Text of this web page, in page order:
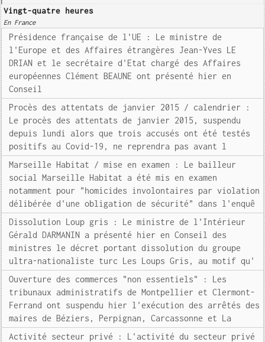
Vingt-quatre heures
En France
Présidence française de l'UE : Le ministre de
l'Europe et des Affaires étrangères Jean-Yves LE
DRIAN et le secrétaire d'Etat chargé des Affaires
européennes Clément BEAUNE ont présenté hier en
Conseil
Procès des attentats de janvier 2015 / calendrier :
Le procès des attentats de janvier 2015, suspendu
depuis lundi alors que trois accusés ont été testés
positifs au Covid-19, ne reprendra pas avant l
Marseille Habitat / mise en examen : Le bailleur
social Marseille Habitat a été mis en examen
notamment pour "homicides involontaires par violation
délibérée d'une obligation de sécurité" dans l'enquê
Dissolution Loup gris : Le ministre de l'Intérieur
Gérald DARMANIN a présenté hier en Conseil des
ministres le décret portant dissolution du groupe
ultra-nationaliste turc Les Loups Gris, au motif qu'
Ouverture des commerces "non essentiels" : Les
tribunaux administratifs de Montpellier et Clermont-
Ferrand ont suspendu hier l'exécution des arrêtés des
maires de Béziers, Perpignan, Carcassonne et La
Activité secteur privé : L'activité du secteur privé